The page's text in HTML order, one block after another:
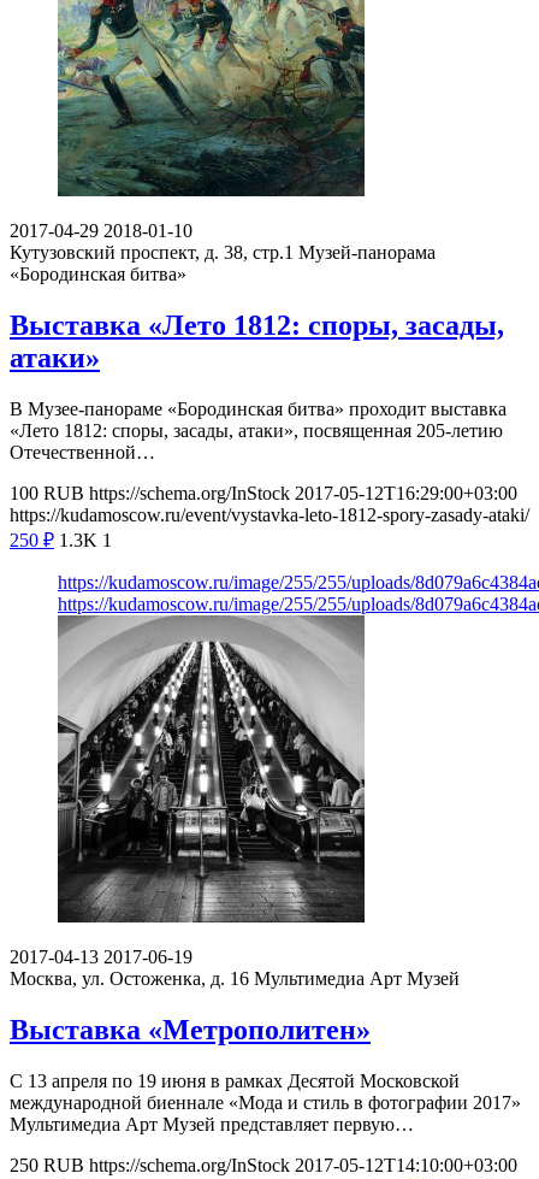
2017-04-29 2018-01-10
Кутузовский проспект, д. 38, стр.1 Музей-панорама
«Бородинская битва»
Выставка «Лето 1812: споры, засады,
атаки»
В Музее-панораме «Бородинская битва» проходит выставка
«Лето 1812: споры, засады, атаки», посвященная 205-летию
Отечественной…
100 RUB https://schema.org/InStock 2017-05-12T16:29:00+03:00
https://kudamoscow.ru/event/vystavka-leto-1812-spory-zasady-ataki/
250 ₽ 1.3K 1
https://kudamoscow.ru/image/255/255/uploads/
https://kudamoscow.ru/image/255/255/uploads/
2017-04-13 2017-06-19
Москва, ул. Остоженка, д. 16 Мультимедиа Арт Музей
Выставка «Метрополитен»
С 13 апреля по 19 июня в рамках Десятой Московской
международной биеннале «Мода и стиль в фотографии 2017»
Мультимедиа Арт Музей представляет первую…
250 RUB https://schema.org/InStock 2017-05-12T14:10:00+03:00